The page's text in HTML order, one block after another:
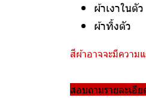
ผ้าเงาในตัว
ผ้าทิ้งตัว
สีผ้าอาจจะมีความ
สอบถามรายละเอี